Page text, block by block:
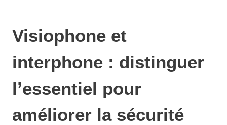
Visiophone et
interphone : distinguer
l’essentiel pour
améliorer la sécurité